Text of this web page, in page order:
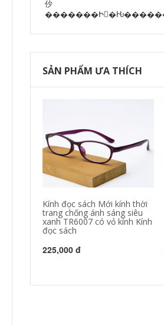
仯
SẢN PHẨM ƯA THÍCH
Kính đọc sách Mới kính thời
trang chống ánh sáng siêu
xanh TR6007 có vỏ kính Kính
đọc sách
225,000 đ